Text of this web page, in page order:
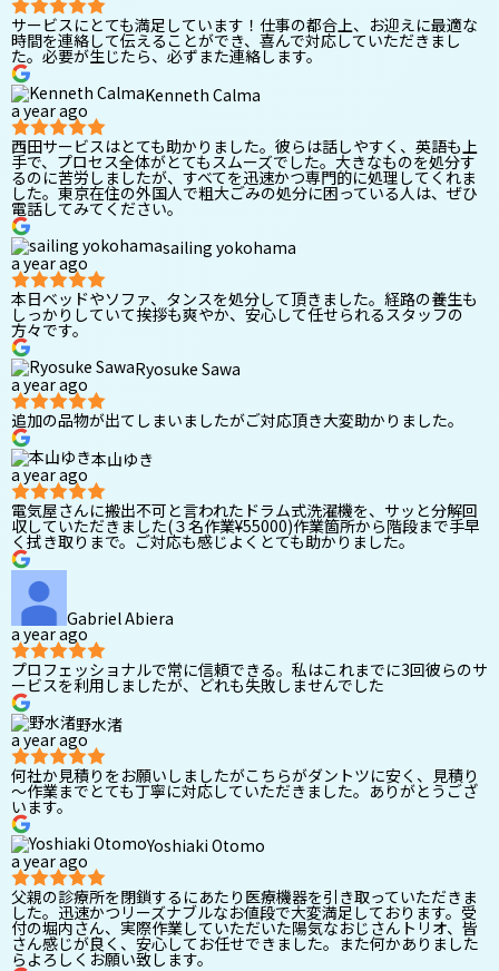
サービスにとても満足しています！仕事の都合上、お迎えに最適な
時間を連絡して伝えることができ、喜んで対応していただきまし
た。必要が生じたら、必ずまた連絡します。
Kenneth Calma
a year ago
西田サービスはとても助かりました。彼らは話しやすく、英語も上
手で、プロセス全体がとてもスムーズでした。大きなものを処分す
るのに苦労しましたが、すべてを迅速かつ専門的に処理してくれま
した。東京在住の外国人で粗大ごみの処分に困っている人は、ぜひ
電話してみてください。
sailing yokohama
a year ago
本日ベッドやソファ、タンスを処分して頂きました。経路の養生も
しっかりしていて挨拶も爽やか、安心して任せられるスタッフの
方々です。
Ryosuke Sawa
a year ago
追加の品物が出てしまいましたがご対応頂き大変助かりました。
本山ゆき
a year ago
電気屋さんに搬出不可と言われたドラム式洗濯機を、サッと分解回
収していただきました(３名作業¥55000)作業箇所から階段まで手早
く拭き取りまで。ご対応も感じよくとても助かりました。
Gabriel Abiera
a year ago
プロフェッショナルで常に信頼できる。私はこれまでに3回彼らのサ
ービスを利用しましたが、どれも失敗しませんでした
野水渚
a year ago
何社か見積りをお願いしましたがこちらがダントツに安く、見積り
～作業までとても丁寧に対応していただきました。ありがとうござ
います。
Yoshiaki Otomo
a year ago
父親の診療所を閉鎖するにあたり医療機器を引き取っていただきま
した。迅速かつリーズナブルなお値段で大変満足しております。受
付の堀内さん、実際作業していただいた陽気なおじさんトリオ、皆
さん感じが良く、安心してお任せできました。また何かありました
らよろしくお願い致します。